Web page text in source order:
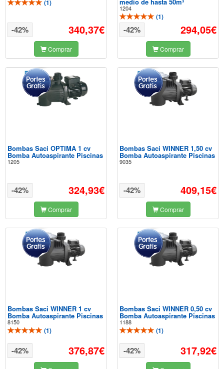
(1)
340,37€
-42%
Comprar
1204
(1)
294,05€
-42%
Comprar
Bombas Saci OPTIMA 1 cv
Bomba Autoaspirante Piscinas
1205
324,93€
-42%
Comprar
Bombas Saci WINNER 1,50 cv
Bomba Autoaspirante Piscinas
9035
409,15€
-42%
Comprar
Bombas Saci WINNER 1 cv
Bomba Autoaspirante Piscinas
8150
(1)
376,87€
-42%
Bombas Saci WINNER 0,50 cv
Bomba Autoaspirante Piscinas
1188
(1)
317,92€
-42%